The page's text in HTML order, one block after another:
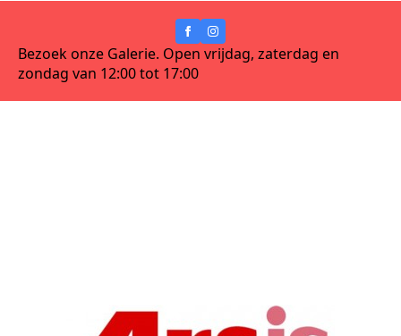
Bezoek onze Galerie. Open vrijdag, zaterdag en
zondag van 12:00 tot 17:00